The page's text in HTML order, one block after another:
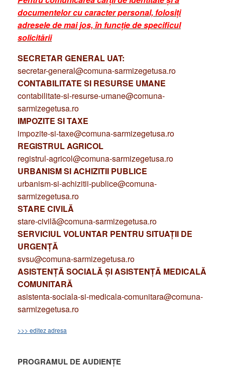
documentelor cu caracter personal, folosiți
adresele de mai jos, în funcție de specificul
solicitării
SECRETAR GENERAL UAT:
secretar-general@comuna-sarmizegetusa.ro
CONTABILITATE SI RESURSE UMANE
contabilitate-si-resurse-umane@comuna-
sarmizegetusa.ro
IMPOZITE SI TAXE
impozite-si-taxe@comuna-sarmizegetusa.ro
REGISTRUL AGRICOL
registrul-agricol@comuna-sarmizegetusa.ro
URBANISM SI ACHIZITII PUBLICE
urbanism-si-achizitii-publice@comuna-
sarmizegetusa.ro
STARE CIVILĂ
stare-civilă@comuna-sarmizegetusa.ro
SERVICIUL VOLUNTAR PENTRU SITUAȚII DE
URGENȚĂ
svsu@comuna-sarmizegetusa.ro
ASISTENȚĂ SOCIALĂ ȘI ASISTENȚĂ MEDICALĂ
COMUNITARĂ
asistenta-sociala-si-medicala-comunitara@comuna-
sarmizegetusa.ro
>>> editez adresa
PROGRAMUL DE AUDIENȚE